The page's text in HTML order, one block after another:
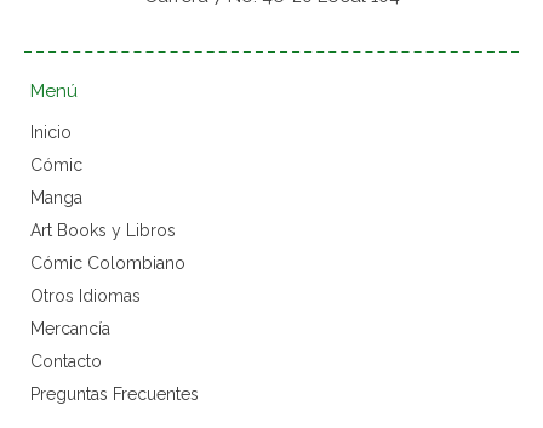
Menú
Inicio
Cómic
Manga
Art Books y Libros
Cómic Colombiano
Otros Idiomas
Mercancía
Contacto
Preguntas Frecuentes